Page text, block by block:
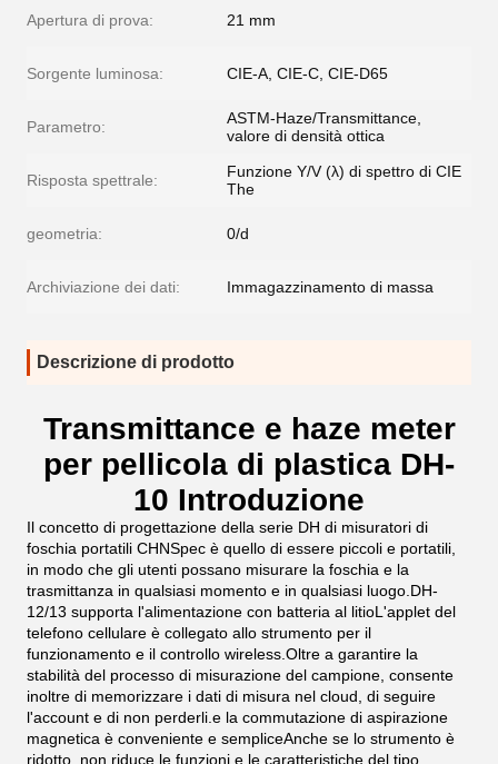
Apertura di prova: 21 mm
Sorgente luminosa: CIE-A, CIE-C, CIE-D65
Parametro:
ASTM-Haze/Transmittance,
valore di densità ottica
Risposta spettrale:
Funzione Y/V (λ) di spettro di CIE
The
geometria: 0/d
Archiviazione dei dati: Immagazzinamento di massa
Descrizione di prodotto
Transmittance e haze meter
per pellicola di plastica DH-
10 Introduzione
Il concetto di progettazione della serie DH di misuratori di
foschia portatili CHNSpec è quello di essere piccoli e portatili,
in modo che gli utenti possano misurare la foschia e la
trasmittanza in qualsiasi momento e in qualsiasi luogo.DH-
12/13 supporta l'alimentazione con batteria al litioL'applet del
telefono cellulare è collegato allo strumento per il
funzionamento e il controllo wireless.Oltre a garantire la
stabilità del processo di misurazione del campione, consente
inoltre di memorizzare i dati di misura nel cloud, di seguire
l'account e di non perderli.e la commutazione di aspirazione
magnetica è conveniente e sempliceAnche se lo strumento è
ridotto, non riduce le funzioni e le caratteristiche del tipo